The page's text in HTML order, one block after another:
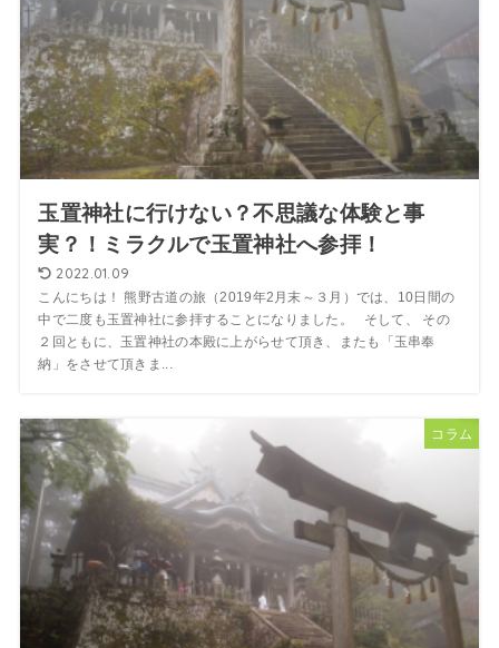
玉置神社に行けない？不思議な体験と事
実？！ミラクルで玉置神社へ参拝！
2022.01.09
こんにちは！ 熊野古道の旅（2019年2月末～３月）では、10日間の
中で二度も玉置神社に参拝することになりました。 そして、 その
２回ともに、玉置神社の本殿に上がらせて頂き、またも「玉串奉
納」をさせて頂きま...
コラム